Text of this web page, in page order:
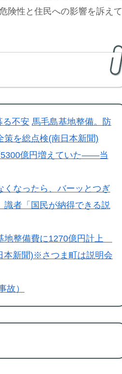
険性と住民への影響を訴えて
る不安 馬毛島基地整備。防
を総点検(南日本新聞)
億円増えていた――当
くなったら、バーッとつぎ
者「国民が納得できる説
地整備費に1270億円計上
新聞)※さつま町は説明会
故）